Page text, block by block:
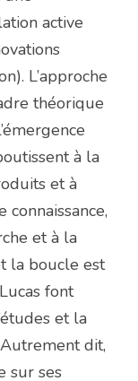
active
L’approche
théorique
à la
et à
connaissance,
et à la
la boucle est
font
et la
dit,
sur ses